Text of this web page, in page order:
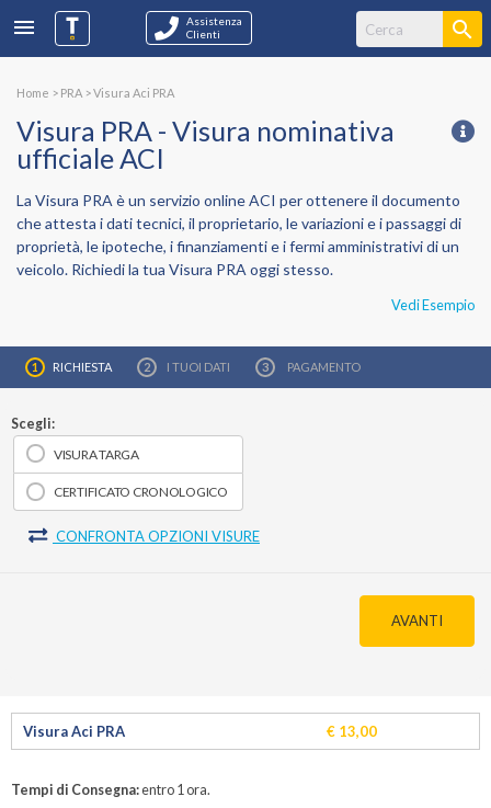
Assistenza
Clienti
Home > PRA >Visura Aci PRA
Visura PRA - Visura nominativa
ufficiale ACI
La Visura PRA è un servizio online ACI per ottenere il documento
che attesta i dati tecnici, il proprietario, le variazioni e i passaggi di
proprietà, le ipoteche, i finanziamenti e i fermi amministrativi di un
veicolo. Richiedi la tua Visura PRA oggi stesso.
Vedi Esempio
RICHIESTA I TUOI DATI PAGAMENTO
Scegli:
VISURA TARGA
CERTIFICATO CRONOLOGICO
CONFRONTA OPZIONI VISURE
AVANTI
Visura Aci PRA € 13,00
Tempi di Consegna:entro 1 ora.